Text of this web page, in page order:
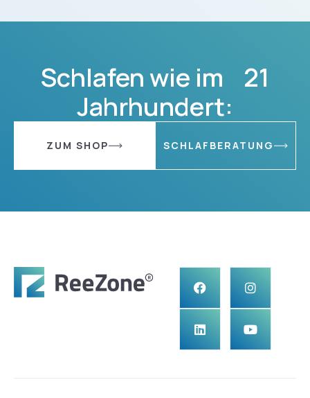
Schlafen wie im 21
Jahrhundert:
ZUM SHOP SCHLAFBERATUNG